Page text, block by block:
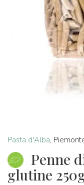
Pasta d'Alba,
Penne
glutine